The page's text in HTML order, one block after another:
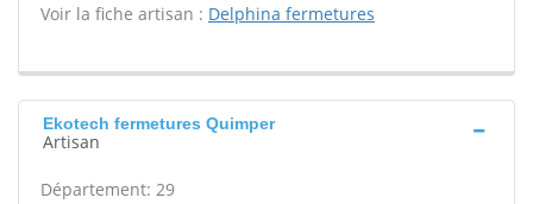
Voir la fiche artisan : Delphina fermetures
Ekotech fermetures Quimper
Artisan
Département: 29